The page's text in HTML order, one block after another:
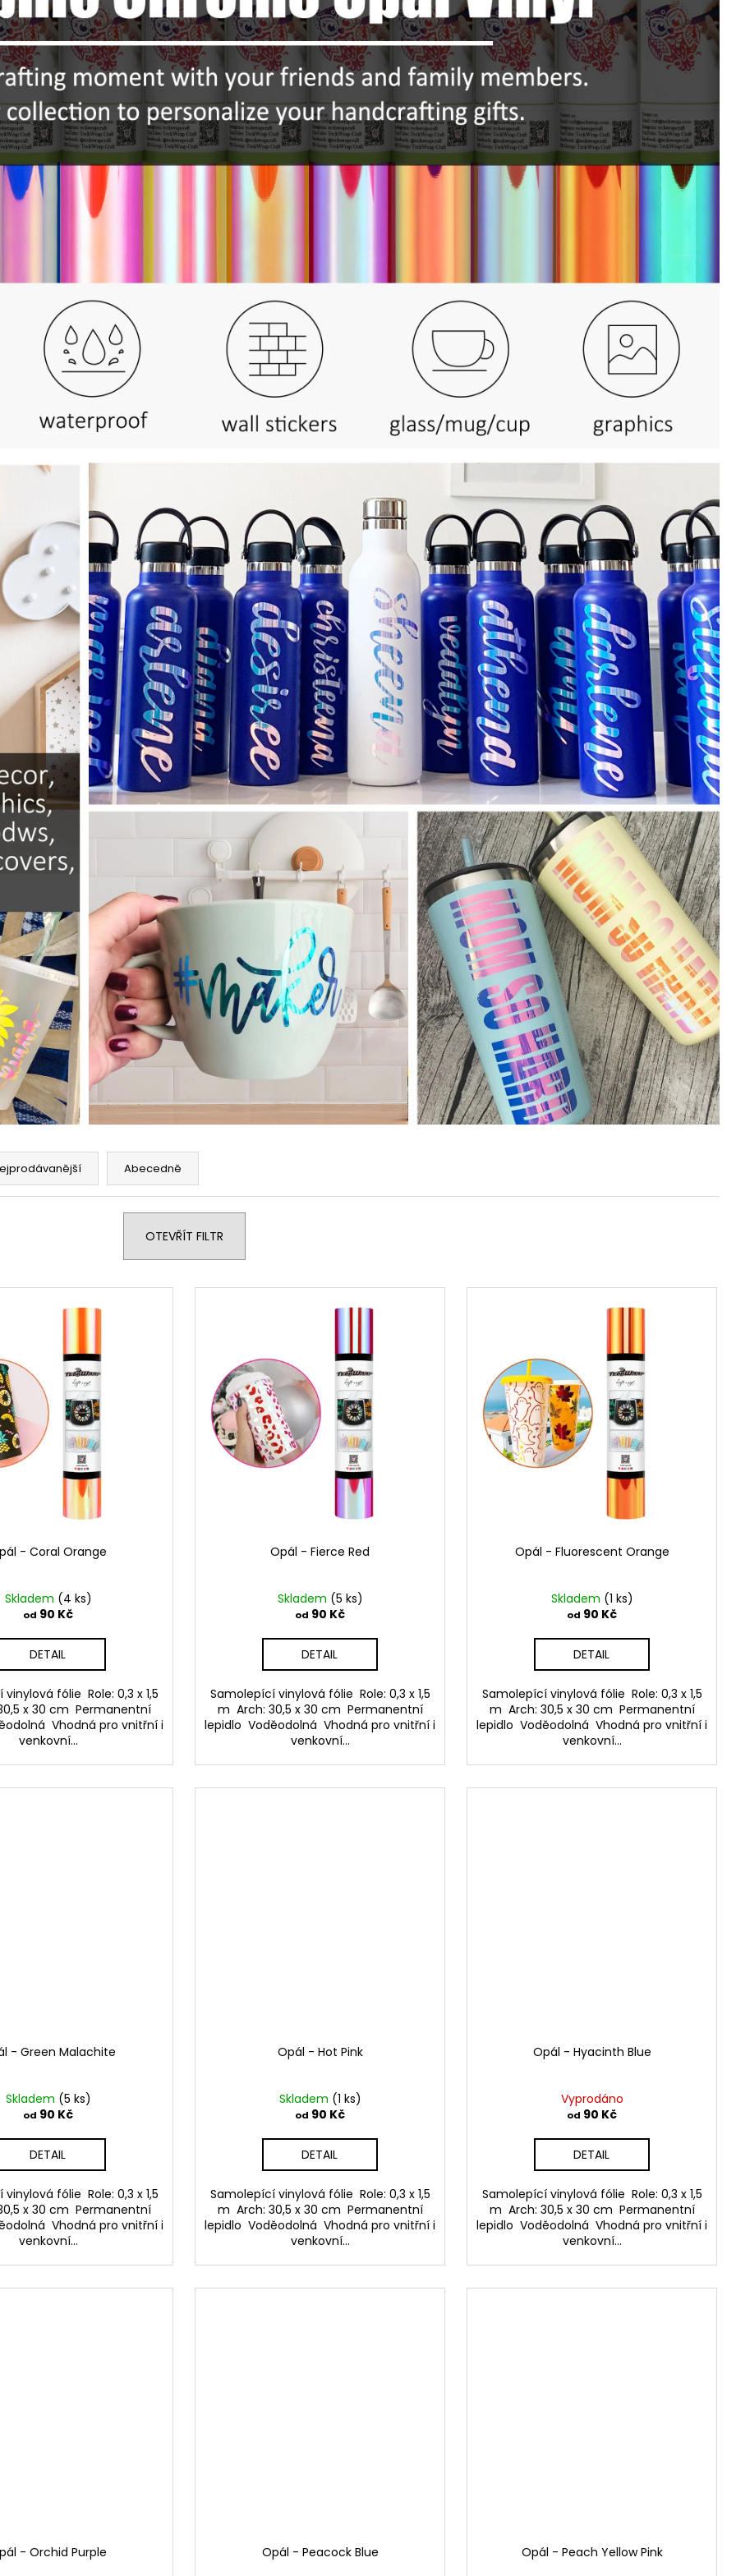
Abecedně
OTEVŘÍT FILTR
- Coral Orange
Skladem (4 ks)
od 90 Kč
DETAIL
fólie Role: 0,3 x 1,5
x 30 cm Permanentní
Vhodná pro vnitřní i
venkovní...
Opál - Fierce Red
Skladem (5 ks)
od 90 Kč
DETAIL
Samolepící vinylová fólie Role: 0,3 x 1,5
m Arch: 30,5 x 30 cm Permanentní
lepidlo Voděodolná Vhodná pro vnitřní i
venkovní...
Opál - Fluorescent Orange
Skladem (1 ks)
od 90 Kč
DETAIL
Samolepící vinylová fólie Role: 0,3 x 1,5
m Arch: 30,5 x 30 cm Permanentní
lepidlo Voděodolná Vhodná pro vnitřní i
venkovní...
- Green Malachite
Skladem (5 ks)
od 90 Kč
DETAIL
fólie Role: 0,3 x 1,5
x 30 cm Permanentní
Vhodná pro vnitřní i
venkovní...
Opál - Hot Pink
Skladem (1 ks)
od 90 Kč
DETAIL
Samolepící vinylová fólie Role: 0,3 x 1,5
m Arch: 30,5 x 30 cm Permanentní
lepidlo Voděodolná Vhodná pro vnitřní i
venkovní...
Opál - Hyacinth Blue
Vyprodáno
od 90 Kč
DETAIL
Samolepící vinylová fólie Role: 0,3 x 1,5
m Arch: 30,5 x 30 cm Permanentní
lepidlo Voděodolná Vhodná pro vnitřní i
venkovní...
- Orchid Purple Opál - Peacock Blue Opál - Peach Yellow Pink